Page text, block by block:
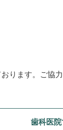
ります。ご協力
歯科医